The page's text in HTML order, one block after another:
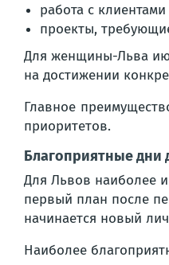
работа с
проекты,
Для женщины-Льва
на достижении
Главное
приоритетов.
Благоприятные дни
Для Львов наиболее
первый план после
начинается новый
Наиболее